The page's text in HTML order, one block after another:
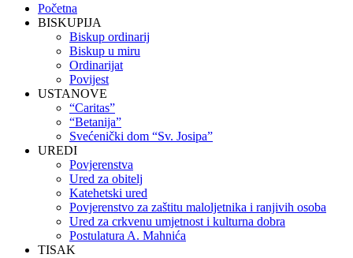
Primary
Menu
Skip
Početna
BISKUPIJA
Biskup ordinarij
Biskup u miru
Ordinarijat
Povijest
USTANOVE
“Caritas”
“Betanija”
Svećenički dom “Sv. Josipa”
UREDI
Povjerenstva
Ured za obitelj
Katehetski ured
Povjerenstvo za zaštitu maloljetnika i ranjivih osoba
Ured za crkvenu umjetnost i kulturna dobra
Postulatura A. Mahnića
TISAK